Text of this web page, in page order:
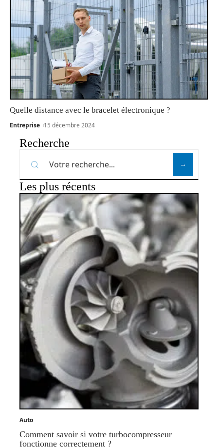
Quelle distance avec le bracelet électronique ?
Entreprise 15 décembre 2024
Recherche
Les plus récents
Auto
Comment savoir si votre turbocompresseur
fonctionne correctement ?